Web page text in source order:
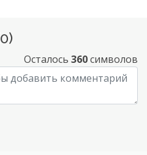
0)
Осталось 360символов